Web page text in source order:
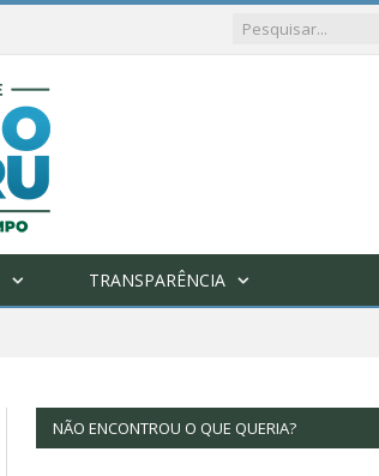
TRANSPARÊNCIA
NÃO ENCONTROU O QUE QUERIA?